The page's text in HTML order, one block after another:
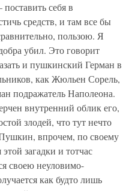
себя в
средств, и там все бы
пользою. Я
убил. Это говорит
и пушкинский Герман в
как Жюльен Сорель,
подражатель Наполеона.
внутренний облик его,
злодей, что тут нечто
впрочем, по своему
загадки и тотчас
своею неуловимо-
как будто лишь